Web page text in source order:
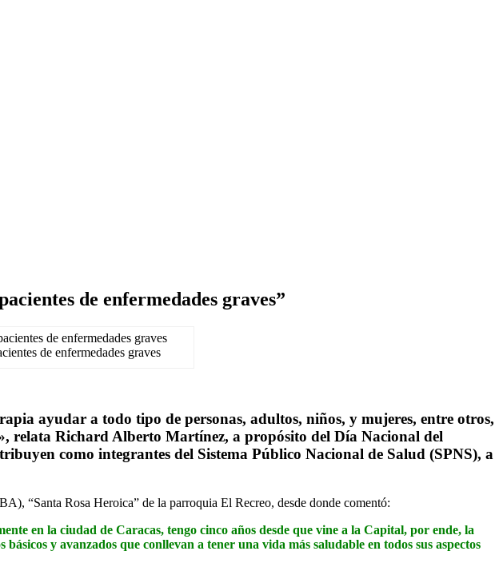
de enfermedades graves”
de enfermedades graves
ayudar a todo tipo de personas, adultos, niños, y mujeres, entre otros,
relata Richard Alberto Martínez, a propósito del Día Nacional del
como integrantes del Sistema Público Nacional de Salud (SPNS), a
“Santa Rosa Heroica” de la parroquia El Recreo, desde donde comentó:
en la ciudad de Caracas, tengo cinco años desde que vine a la Capital, por ende, la
y avanzados que conllevan a tener una vida más saludable en todos sus aspectos